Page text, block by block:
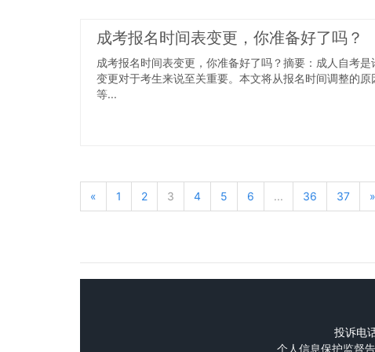
成考报名时间表变更，你准备好了吗？
成考报名时间表变更，你准备好了吗？摘要：成人自考
变更对于考生来说至关重要。本文将从报名时间调整的
等...
« 1 2 3 4 5 6 ... 36 37 »
投诉电
个人信息保护监督